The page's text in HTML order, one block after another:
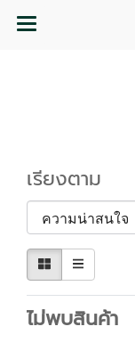
เรียงตาม
ไม่พบสินค้า